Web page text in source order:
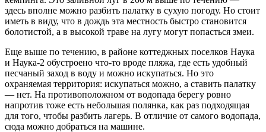
здесь вполне можно разбить палатку в сухую погоду. Но стоит
иметь в виду, что в дождь эта местность быстро становится
болотистой, а в высокой траве на лугу могут попасться змеи.
Еще выше по течению, в районе коттеджных поселков Наука
и Наука-2 обустроено что-то вроде пляжа, где есть удобный
песчаный заход в воду и можно искупаться. Но это
охраняемая территория: искупаться можно, а ставить палатку
— нет. На противоположном от водопада берегу ровно
напротив тоже есть небольшая полянка, как раз подходящая
для того, чтобы разбить лагерь. В отличие от самого водопада,
сюда можно добраться на машине.